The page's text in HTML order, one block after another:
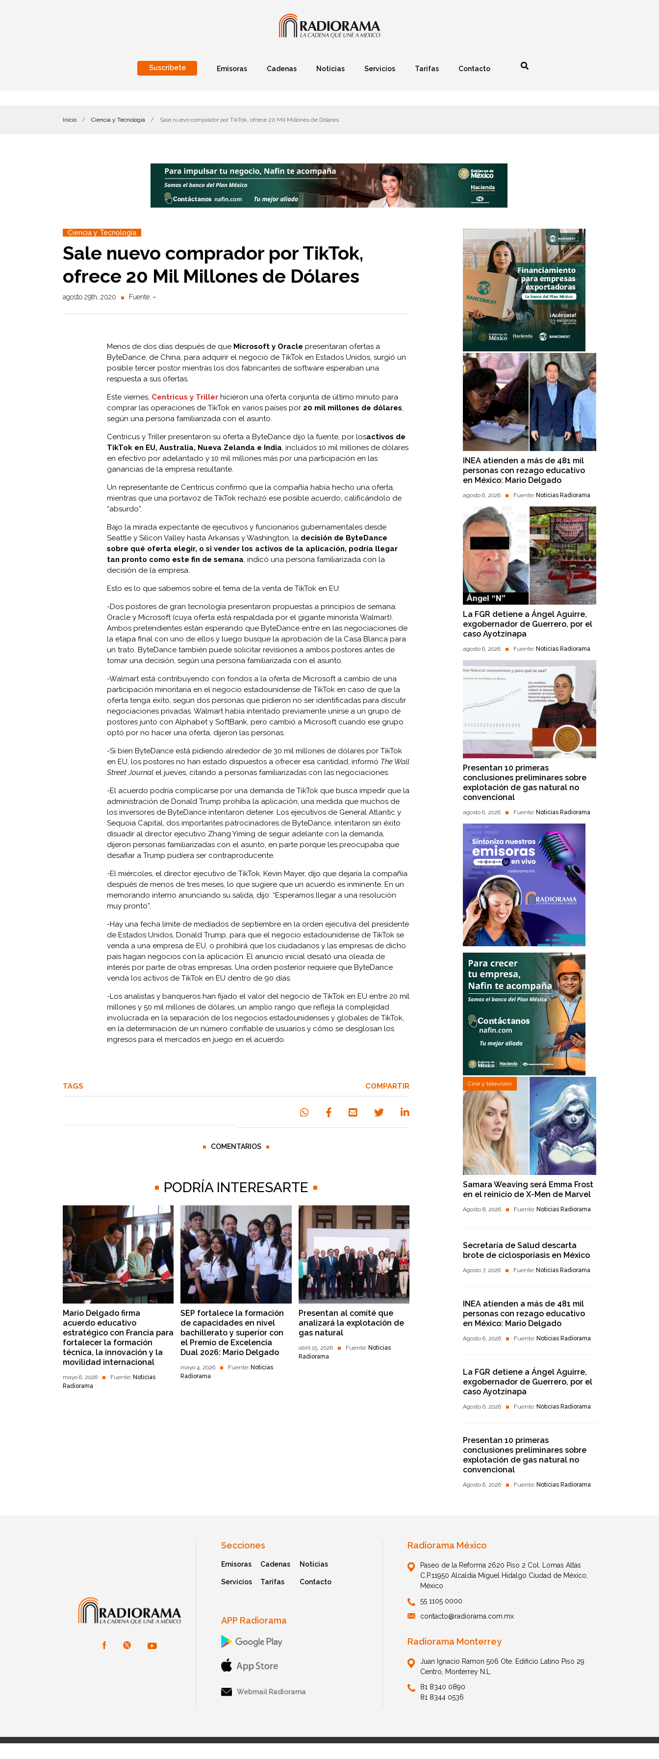
Suscríbete Emisoras Cadenas Noticias Servicios Tarifas Contacto
Inicio / Ciencia y Tecnología / Sale nuevo comprador por TikTok, ofrece 20 Mil Millones de Dólares
Ciencia y Tecnología
Sale nuevo comprador por TikTok,
ofrece 20 Mil Millones de Dólares
agosto 29th, 2020 Fuente: -
Menos de dos días después de que Microsoft y Oracle presentaran ofertas a
ByteDance, de China, para adquirir el negocio de TikTok en Estados Unidos, surgió un
posible tercer postor mientras los dos fabricantes de software esperaban una
respuesta a sus ofertas.
Este viernes, Centricus y Triller hicieron una oferta conjunta de último minuto para
comprar las operaciones de TikTok en varios países por 20 mil millones de dólares,
según una persona familiarizada con el asunto.
Centricus y Triller presentaron su oferta a ByteDance dijo la fuente, por losactivos de
TikTok en EU, Australia, Nueva Zelanda e India, incluidos 10 mil millones de dólares
en efectivo por adelantado y 10 mil millones más por una participación en las
ganancias de la empresa resultante.
Un representante de Centricus confirmó que la compañía había hecho una oferta,
mientras que una portavoz de TikTok rechazó ese posible acuerdo, calificándolo de
“absurdo”.
Bajo la mirada expectante de ejecutivos y funcionarios gubernamentales desde
Seattle y Silicon Valley hasta Arkansas y Washington, la decisión de ByteDance
sobre qué oferta elegir, o si vender los activos de la aplicación, podría llegar
tan pronto como este fin de semana, indicó una persona familiarizada con la
decisión de la empresa.
Esto es lo que sabemos sobre el tema de la venta de TikTok en EU:
-Dos postores de gran tecnología presentaron propuestas a principios de semana:
Oracle y Microsoft (cuya oferta está respaldada por el gigante minorista Walmart).
Ambos pretendientes están esperando que ByteDance entre en las negociaciones de
la etapa final con uno de ellos y luego busque la aprobación de la Casa Blanca para
un trato. ByteDance también puede solicitar revisiones a ambos postores antes de
tomar una decisión, según una persona familiarizada con el asunto.
-Walmart está contribuyendo con fondos a la oferta de Microsoft a cambio de una
participación minoritaria en el negocio estadounidense de TikTok en caso de que la
oferta tenga éxito, según dos personas que pidieron no ser identificadas para discutir
negociaciones privadas. Walmart había intentado previamente unirse a un grupo de
postores junto con Alphabet y SoftBank, pero cambió a Microsoft cuando ese grupo
optó por no hacer una oferta, dijeron las personas.
-Si bien ByteDance está pidiendo alrededor de 30 mil millones de dólares por TikTok
en EU, los postores no han estado dispuestos a ofrecer esa cantidad, informó The Wall
Street Journal el jueves, citando a personas familiarizadas con las negociaciones.
-El acuerdo podría complicarse por una demanda de TikTok que busca impedir que la
administración de Donald Trump prohíba la aplicación, una medida que muchos de
los inversores de ByteDance intentaron detener. Los ejecutivos de General Atlantic y
Sequoia Capital, dos importantes patrocinadores de ByteDance, intentaron sin éxito
disuadir al director ejecutivo Zhang Yiming de seguir adelante con la demanda,
dijeron personas familiarizadas con el asunto, en parte porque les preocupaba que
desafiar a Trump pudiera ser contraproducente.
-El miércoles, el director ejecutivo de TikTok, Kevin Mayer, dijo que dejaría la compañía
después de menos de tres meses, lo que sugiere que un acuerdo es inminente. En un
memorando interno anunciando su salida, dijo: “Esperamos llegar a una resolución
muy pronto”.
-Hay una fecha límite de mediados de septiembre en la orden ejecutiva del presidente
de Estados Unidos, Donald Trump, para que el negocio estadounidense de TikTok se
venda a una empresa de EU, o prohibirá que los ciudadanos y las empresas de dicho
país hagan negocios con la aplicación. El anuncio inicial desató una oleada de
interés por parte de otras empresas. Una orden posterior requiere que ByteDance
venda los activos de TikTok en EU dentro de 90 días.
-Los analistas y banqueros han fijado el valor del negocio de TikTok en EU entre 20 mil
millones y 50 mil millones de dólares, un amplio rango que refleja la complejidad
involucrada en la separación de los negocios estadounidenses y globales de TikTok,
en la determinación de un número confiable de usuarios y cómo se desglosan los
ingresos para el mercados en juego en el acuerdo.
TAGS COMPARTIR
COMENTARIOS
PODRÍA INTERESARTE
Mario Delgado firma
acuerdo educativo
estratégico con Francia para
fortalecer la formación
técnica, la innovación y la
movilidad internacional
mayo 6, 2026 Fuente: Noticias
Radiorama
SEP fortalece la formación
de capacidades en nivel
bachillerato y superior con
el Premio de Excelencia
Dual 2026: Mario Delgado
mayo 4, 2026 Fuente: Noticias
Radiorama
Presentan al comité que
analizará la explotación de
gas natural
abril 15, 2026 Fuente: Noticias
Radiorama
INEA atienden a más de 481 mil
personas con rezago educativo
en México: Mario Delgado
agosto 6, 2026 Fuente: Noticias Radiorama
La FGR detiene a Ángel Aguirre,
exgobernador de Guerrero, por el
caso Ayotzinapa
agosto 6, 2026 Fuente: Noticias Radiorama
Presentan 10 primeras
conclusiones preliminares sobre
explotación de gas natural no
convencional
agosto 6, 2026 Fuente: Noticias Radiorama
Cine y televisión
Samara Weaving será Emma Frost
en el reinicio de X-Men de Marvel
Agosto 8, 2026 Fuente: Noticias Radiorama
Secretaría de Salud descarta
brote de ciclosporiasis en México
Agosto 7, 2026 Fuente: Noticias Radiorama
INEA atienden a más de 481 mil
personas con rezago educativo
en México: Mario Delgado
Agosto 6, 2026 Fuente: Noticias Radiorama
La FGR detiene a Ángel Aguirre,
exgobernador de Guerrero, por el
caso Ayotzinapa
Agosto 6, 2026 Fuente: Noticias Radiorama
Presentan 10 primeras
conclusiones preliminares sobre
explotación de gas natural no
convencional
Agosto 6, 2026 Fuente: Noticias Radiorama
Secciones
Emisoras Cadenas Noticias
Servicios Tarifas Contacto
APP Radiorama
Webmail Radiorama
Radiorama México
Paseo de la Reforma 2620 Piso 2 Col. Lomas Altas
C.P.11950 Alcaldía Miguel Hidalgo Ciudad de México,
México
55 1105 0000
contacto@radiorama.com.mx
Radiorama Monterrey
Juan Ignacio Ramon 506 Ote. Edificio Latino Piso 29
Centro, Monterrey N.L.
81 8340 0890
81 8344 0536